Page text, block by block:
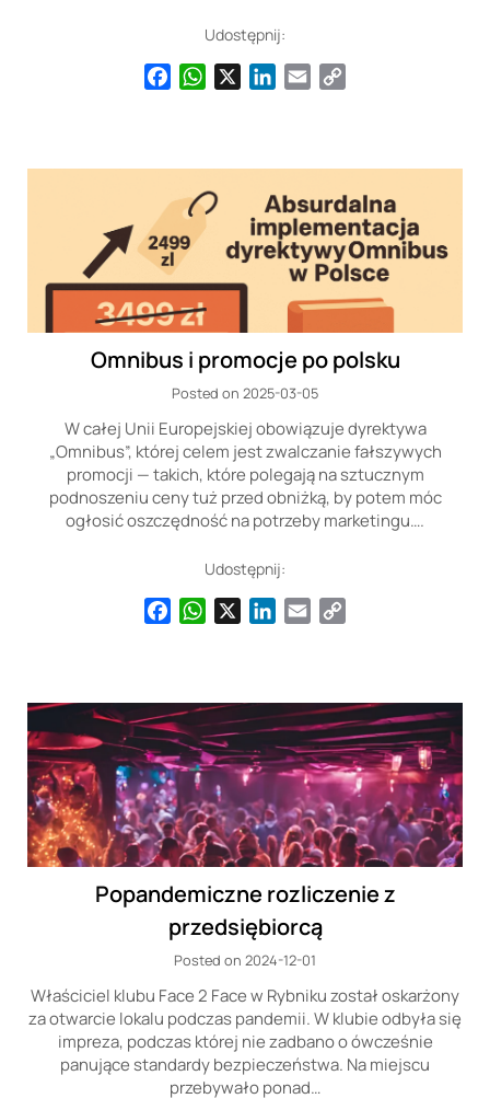
Udostępnij:
FacebookWhatsAppLinkedIn
Email
Omnibus i promocje po polsku
Posted on 2025-03-05
W całej Unii Europejskiej obowiązuje dyrektywa
„Omnibus”, której celem jest zwalczanie fałszywych
promocji — takich, które polegają na sztucznym
podnoszeniu ceny tuż przed obniżką, by potem móc
ogłosić oszczędność na potrzeby marketingu….
Udostępnij:
FacebookWhatsAppLinkedIn
Email
Popandemiczne rozliczenie z
przedsiębiorcą
Posted on 2024-12-01
Właściciel klubu Face 2 Face w Rybniku został oskarżony
za otwarcie lokalu podczas pandemii. W klubie odbyła się
impreza, podczas której nie zadbano o ówcześnie
panujące standardy bezpieczeństwa. Na miejscu
przebywało ponad…